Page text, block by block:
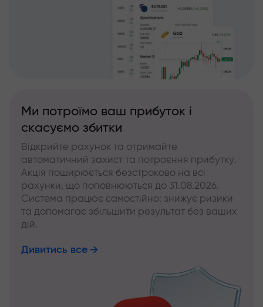
Ми потроїмо ваш прибуток і
скасуємо збитки
Відкрийте рахунок та отримайте
автоматичний захист та потроєння прибутку.
Акція поширюється безстроково на всі
рахунки, що поповнюються до 31.08.2026.
Система працює самостійно: знижує ризики
та допомагає збільшити результат без ваших
дій.
Дивитись все